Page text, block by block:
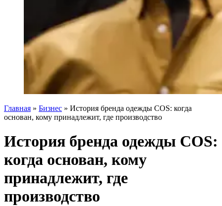
Главная » Бизнес » История бренда одежды COS: когда
основан, кому принадлежит, где производство
История бренда одежды COS:
когда основан, кому
принадлежит, где
производство